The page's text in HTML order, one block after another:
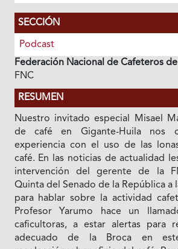
SECCIÓN
Podcast
Federación Nacional de Cafeteros
FNC
RESUMEN
Nuestro invitado especial Misael
de café en Gigante-Huila nos
experiencia con el uso de las
café. En las noticias de actualidad
intervención del gerente de la
Quinta del Senado de la República a
para hablar sobre la actividad
Profesor Yarumo hace un
caficultoras, a estar alertas para
adecuado de la Broca en